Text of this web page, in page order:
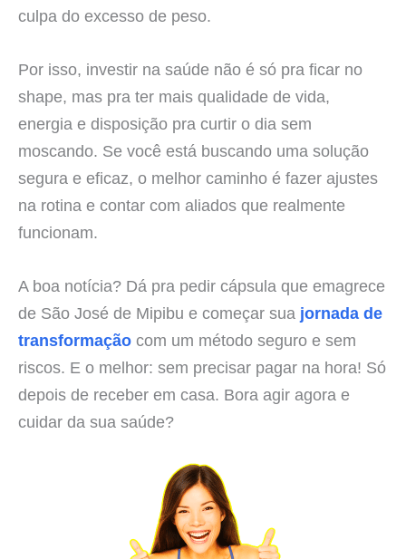
culpa do excesso de peso.
Por isso, investir na saúde não é só pra ficar no
shape, mas pra ter mais qualidade de vida,
energia e disposição pra curtir o dia sem
moscando. Se você está buscando uma solução
segura e eficaz, o melhor caminho é fazer ajustes
na rotina e contar com aliados que realmente
funcionam.
A boa notícia? Dá pra pedir cápsula que emagrece
de São José de Mipibu e começar sua jornada de
transformação com um método seguro e sem
riscos. E o melhor: sem precisar pagar na hora! Só
depois de receber em casa. Bora agir agora e
cuidar da sua saúde?